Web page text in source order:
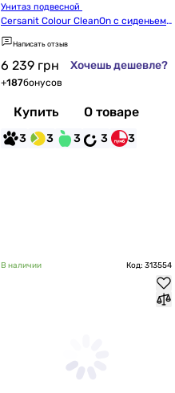
Cersanit Colour CleanOn с сиденьем
Soft Close (K701-042/SZCZ10012616
08)Написать отзыв
6 239 грн Хочешь дешевле?
+187бонусов
Купить О товаре
3 3 3 3 3
В наличии Код: 313554